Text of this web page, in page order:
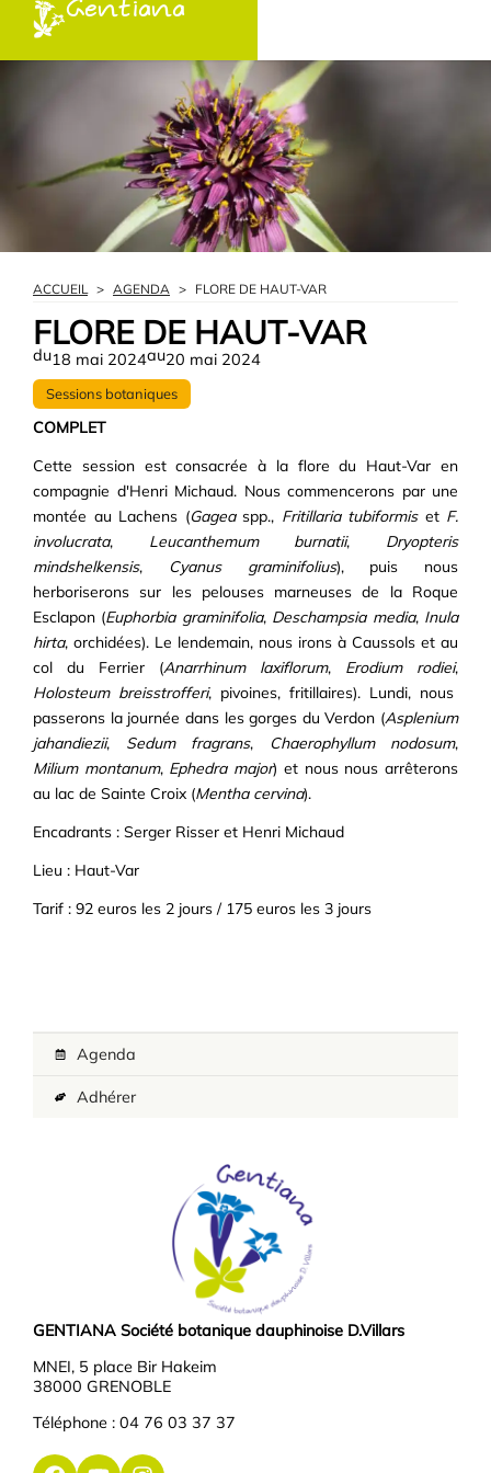
Gentiana
ACCUEIL > AGENDA > FLORE DE HAUT-VAR
FLORE DE HAUT-VAR
du18 mai 2024au20 mai 2024
Sessions botaniques
COMPLET
Cette session est consacrée à la flore du Haut-Var en
compagnie d'Henri Michaud. Nous commencerons par une
montée au Lachens (Gageaspp., Fritillaria tubiformiset F.
involucrata, Leucanthemum burnatii, Dryopteris
mindshelkensis, Cyanus graminifolius), puis nous
herboriserons sur les pelouses marneuses de la Roque
Esclapon (Euphorbia graminifolia, Deschampsia media, Inula
hirta, orchidées). Le lendemain, nous irons à Caussols et au
col du Ferrier (Anarrhinum laxiflorum, Erodium rodiei,
Holosteum breisstrofferi, pivoines, fritillaires). Lundi, nous
passerons la journée dans les gorges du Verdon (Asplenium
jahandiezii, Sedum fragrans, Chaerophyllum nodosum,
Milium montanum, Ephedra major) et nous nous arrêterons
au lac de Sainte Croix (Mentha cervina).
Encadrants : Serger Risser et Henri Michaud
Lieu : Haut-Var
Tarif : 92 euros les 2 jours / 175 euros les 3 jours
Agenda
Adhérer
GENTIANA Société botanique dauphinoise D.Villars
MNEI, 5 place Bir Hakeim
38000 GRENOBLE
Téléphone : 04 76 03 37 37